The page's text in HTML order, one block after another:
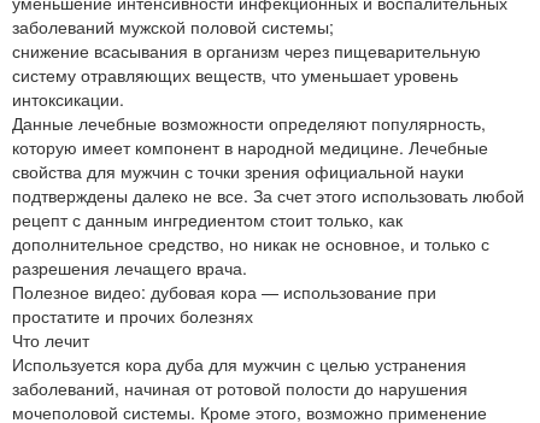
заболеваний мужской половой системы;
снижение всасывания в организм через пищеварительную
систему отравляющих веществ, что уменьшает уровень
интоксикации.
Данные лечебные возможности определяют популярность,
которую имеет компонент в народной медицине. Лечебные
свойства для мужчин с точки зрения официальной науки
подтверждены далеко не все. За счет этого использовать любой
рецепт с данным ингредиентом стоит только, как
дополнительное средство, но никак не основное, и только с
разрешения лечащего врача.
Полезное видео: дубовая кора — использование при
простатите и прочих болезнях
Что лечит
Используется кора дуба для мужчин с целью устранения
заболеваний, начиная от ротовой полости до нарушения
мочеполовой системы. Кроме этого, возможно применение